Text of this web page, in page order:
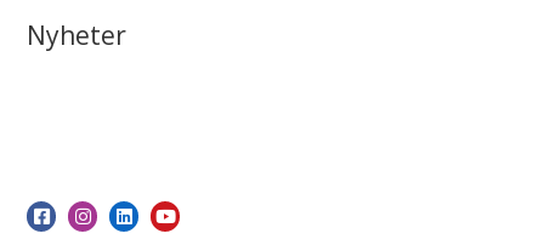
Nyheter